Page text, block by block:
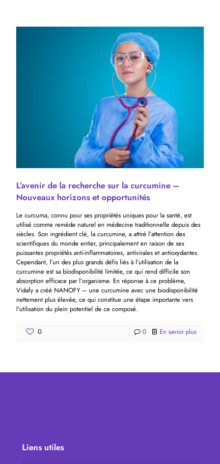
L’avenir de la recherche sur la curcumine –
Nouveaux horizons et opportunités
Le curcuma, connu pour ses propriétés uniques pour la santé, est
utilisé comme remède naturel en médecine traditionnelle depuis des
siècles. Son ingrédient clé, la curcumine, a attiré l’attention des
scientifiques du monde entier, principalement en raison de ses
puissantes propriétés anti-inflammatoires, antivirales et antioxydantes.
Cependant, l’un des plus grands défis liés à l’utilisation de la
curcumine est sa biodisponibilité limitée, ce qui rend difficile son
absorption efficace par l’organisme. En réponse à ce problème,
Vidafy a créé NANOFY – une curcumine avec une biodisponibilité
nettement plus élevée, ce qui constitue une étape importante vers
l'utilisation du plein potentiel de ce composé.
0 0 En savoir plus
Liens utiles